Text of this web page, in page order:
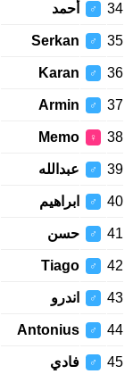
34
♂ أحمد
35
♂
Serkan
36
♂
Karan
37
♂
Armin
38
♀
Memo
39
♂ عبدالله
40
♂ ابراهيم
41
♂ حسن
42
♂
Tiago
43
♂ اندرو
44
♂
Antonius
45
♂ فادي